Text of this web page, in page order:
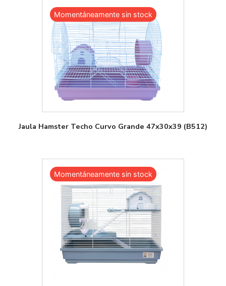
Momentáneamente sin stock
Jaula Hamster Techo Curvo Grande 47x30x39 (B512)
Momentáneamente sin stock